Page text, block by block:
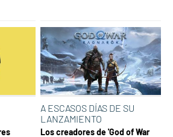
A ESCASOS DÍAS DE SU
LANZAMIENTO
Los creadores de 'God of War